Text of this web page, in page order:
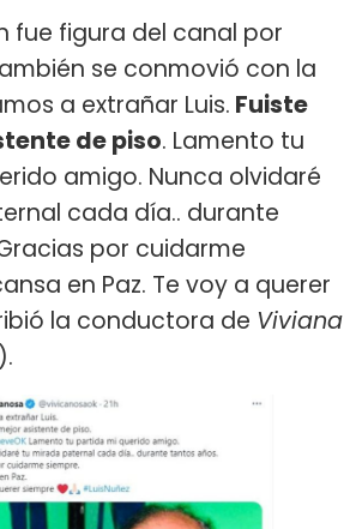
fue figura del canal por
se conmovió con la
a extrañar Luis. Fuiste
de piso. Lamento tu
amigo. Nunca olvidaré
cada día.. durante
por cuidarme
en Paz. Te voy a querer
la conductora de Viviana